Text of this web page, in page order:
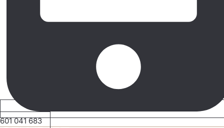
601 041 683